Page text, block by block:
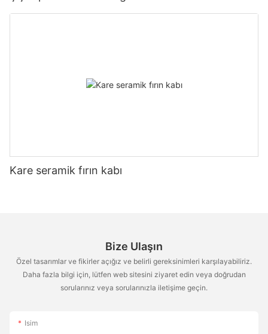
Kare seramik fırın kabı
Bize Ulaşın
Özel tasarımlar ve fikirler açığız ve belirli gereksinimleri karşılayabiliriz.
Daha fazla bilgi için, lütfen web sitesini ziyaret edin veya doğrudan
sorularınız veya sorularınızla iletişime geçin.
Isim